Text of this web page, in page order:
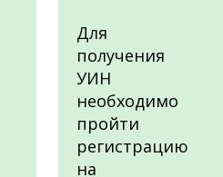
Для
получения
УИН
необходимо
пройти
регистрацию
на